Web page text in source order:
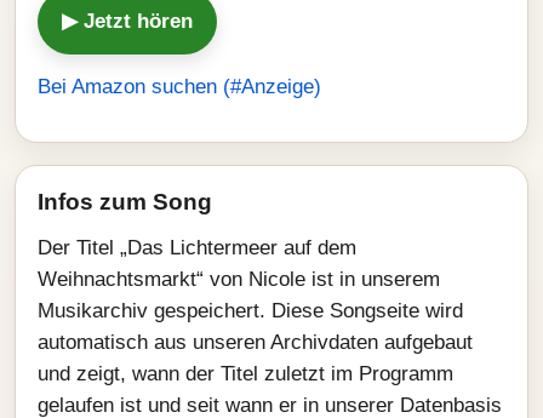
▶ Jetzt hören
Bei Amazon suchen (#Anzeige)
Infos zum Song
Der Titel „Das Lichtermeer auf dem
Weihnachtsmarkt“ von Nicole ist in unserem
Musikarchiv gespeichert. Diese Songseite wird
automatisch aus unseren Archivdaten aufgebaut
und zeigt, wann der Titel zuletzt im Programm
gelaufen ist und seit wann er in unserer Datenbasis